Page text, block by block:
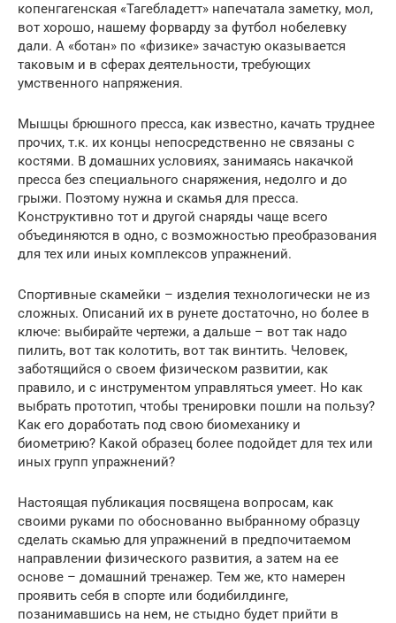
копенгагенская «Тагебладетт» напечатала заметку, мол,
вот хорошо, нашему форварду за футбол нобелевку
дали. А «ботан» по «физике» зачастую оказывается
таковым и в сферах деятельности, требующих
умственного напряжения.
Мышцы брюшного пресса, как известно, качать труднее
прочих, т.к. их концы непосредственно не связаны с
костями. В домашних условиях, занимаясь накачкой
пресса без специального снаряжения, недолго и до
грыжи. Поэтому нужна и скамья для пресса.
Конструктивно тот и другой снаряды чаще всего
объединяются в одно, с возможностью преобразования
для тех или иных комплексов упражнений.
Спортивные скамейки – изделия технологически не из
сложных. Описаний их в рунете достаточно, но более в
ключе: выбирайте чертежи, а дальше – вот так надо
пилить, вот так колотить, вот так винтить. Человек,
заботящийся о своем физическом развитии, как
правило, и с инструментом управляться умеет. Но как
выбрать прототип, чтобы тренировки пошли на пользу?
Как его доработать под свою биомеханику и
биометрию? Какой образец более подойдет для тех или
иных групп упражнений?
Настоящая публикация посвящена вопросам, как
своими руками по обоснованно выбранному образцу
сделать скамью для упражнений в предпочитаемом
направлении физического развития, а затем на ее
основе – домашний тренажер. Тем же, кто намерен
проявить себя в спорте или бодибилдинге,
позанимавшись на нем, не стыдно будет прийти в